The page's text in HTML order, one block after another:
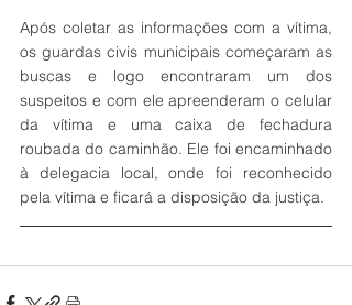
Após coletar as informações com a vítima,
os guardas civis municipais começaram as
buscas e logo encontraram um dos
suspeitos e com ele apreenderam o celular
da vítima e uma caixa de fechadura
roubada do caminhão. Ele foi encaminhado
à delegacia local, onde foi reconhecido
pela vítima e ficará a disposição da justiça.